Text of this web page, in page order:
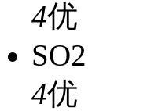
4优
SO2
4优